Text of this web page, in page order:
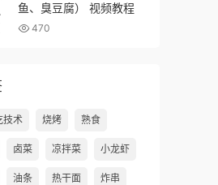
鱼、臭豆腐） 视频教程
470
技术 烧烤 熟食
卤菜 凉拌菜 小龙虾
油条 热干面 炸串